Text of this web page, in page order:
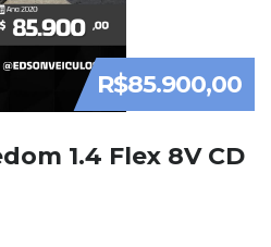
R$85.900,00
1.4 Flex 8V CD